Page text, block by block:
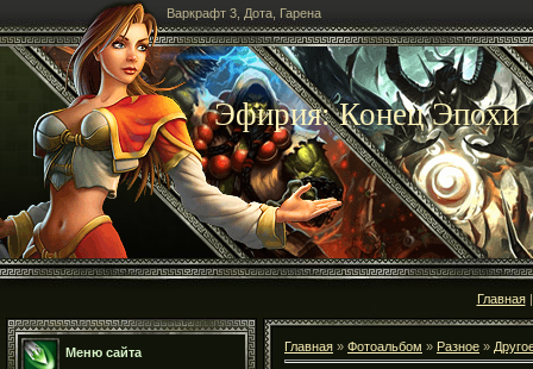
Варкрафт 3, Дота, Гарена
Эфирия: Конец Эпохи
Главная
Меню сайта Главная » Фотоальбом » Разное »